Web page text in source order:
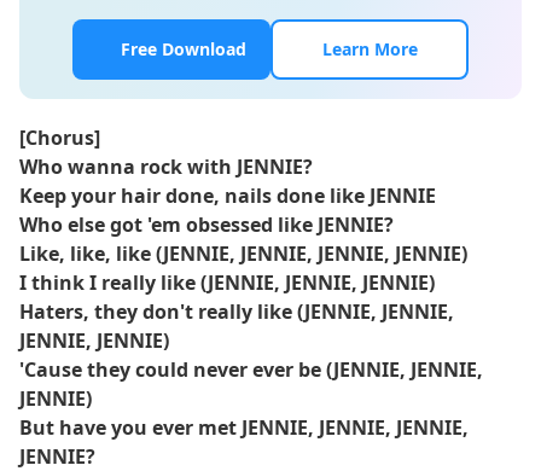
Free Download Learn More
[Chorus]
Who wanna rock with JENNIE?
Keep your hair done, nails done like JENNIE
Who else got 'em obsessed like JENNIE?
Like, like, like (JENNIE, JENNIE, JENNIE, JENNIE)
I think I really like (JENNIE, JENNIE, JENNIE)
Haters, they don't really like (JENNIE, JENNIE,
JENNIE, JENNIE)
'Cause they could never ever be (JENNIE, JENNIE,
JENNIE)
But have you ever met JENNIE, JENNIE, JENNIE,
JENNIE?